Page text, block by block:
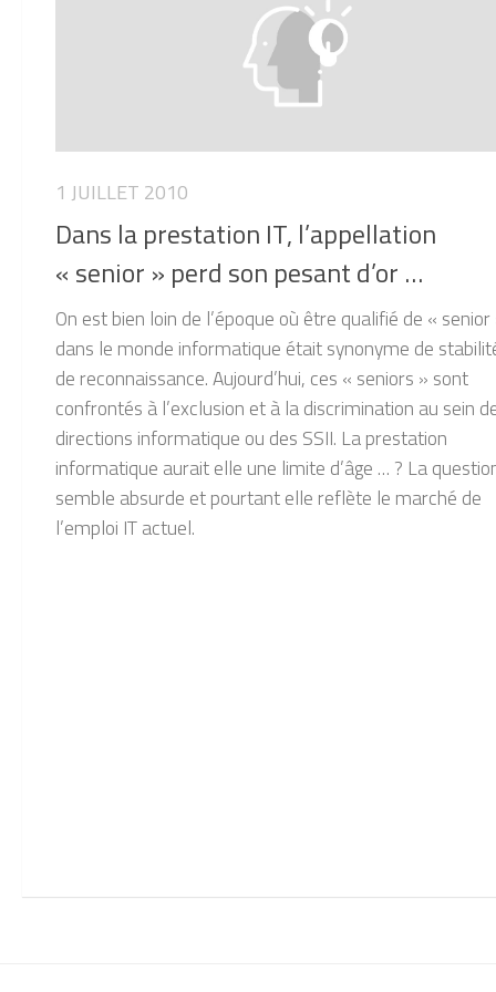
1 JUILLET 2010
Dans la prestation IT, l’appellation
« senior » perd son pesant d’or …
On est bien loin de l’époque où être qualifié de « senior
dans le monde informatique était synonyme de
de reconnaissance. Aujourd’hui, ces « seniors » sont
confrontés à l’exclusion et à la discrimination au sein
directions informatique ou des SSII. La prestation
informatique aurait elle une limite d’âge … ? La
semble absurde et pourtant elle reflète le marché de
l’emploi IT actuel.